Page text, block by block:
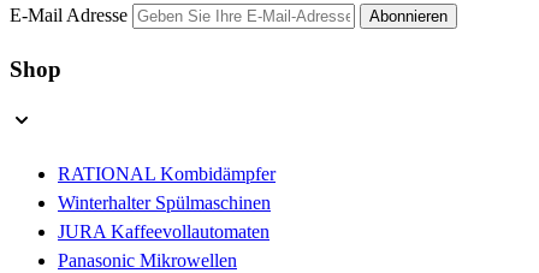
E-Mail Adresse Abonnieren
Shop
RATIONAL Kombidämpfer
Winterhalter Spülmaschinen
JURA Kaffeevollautomaten
Panasonic Mikrowellen